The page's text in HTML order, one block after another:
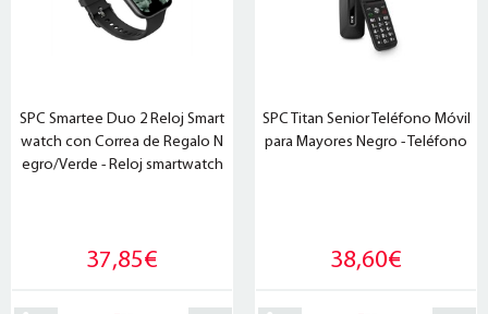
SPC Smartee Duo 2 Reloj Smart
watch con Correa de Regalo N
egro/Verde - Reloj smartwatch
37,85€
SPC Titan Senior Teléfono Móvil
para Mayores Negro - Teléfono
38,60€